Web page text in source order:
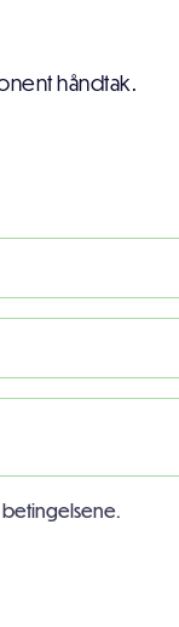
håndtak.
betingelsene.